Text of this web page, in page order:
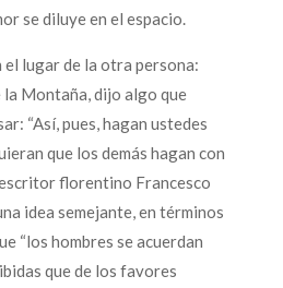
se diluye en el espacio.
el lugar de la otra persona:
la Montaña, dijo algo que
“Así, pues, hagan ustedes
que los demás hagan con
florentino Francesco
idea semejante, en términos
“los hombres se acuerdan
que de los favores